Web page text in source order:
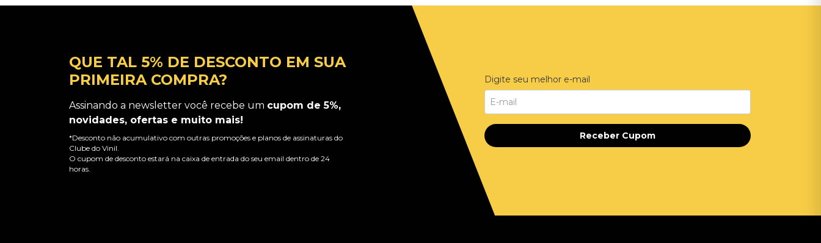
QUE TAL 5% DE DESCONTO EM SUA
PRIMEIRA COMPRA?
Assinando a newsletter você recebe um cupom de 5%,
novidades, ofertas e muito mais!
*Desconto não acumulativo com outras promoções e planos de assinaturas do
Clube do Vinil.
O cupom de desconto estará na caixa de entrada do seu email dentro de 24
horas.
Digite seu melhor e-mail
Receber Cupom